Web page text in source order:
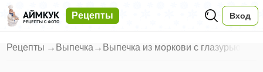
Рецепты Вход
Рецепты → Выпечка → Выпечка из моркови с глазурью